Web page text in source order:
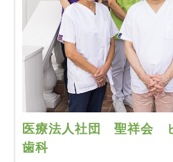
医療法人社団 聖祥会
歯科